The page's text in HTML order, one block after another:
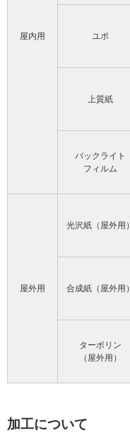
屋内用 ユポ
上質紙
バックライト
フィルム
屋外用
光沢紙（屋外用）
合成紙（屋外用）
ターポリン
（屋外用）
加工について